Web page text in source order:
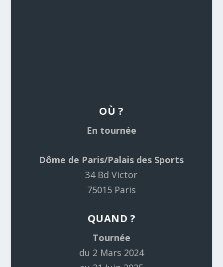
OÙ ?
En tournée
Dôme de Paris/Palais des Sports
34 Bd Victor
75015 Paris
QUAND ?
Tournée
du 2 Mars 2024